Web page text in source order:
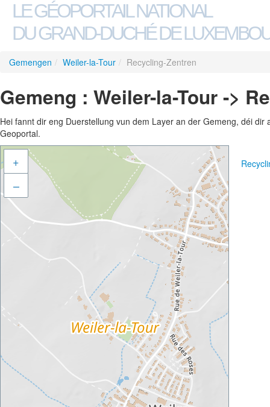
LE GÉOPORTAIL NATIONAL
DU GRAND-DUCHÉ DE
Gemengen / Weiler-la-Tour / Recycling-Zentren
Gemeng : Weiler-la-Tour ->
Hei fannt dir eng Duerstellung vun dem Layer an der Gemeng, déi
Geoportal.
+
–